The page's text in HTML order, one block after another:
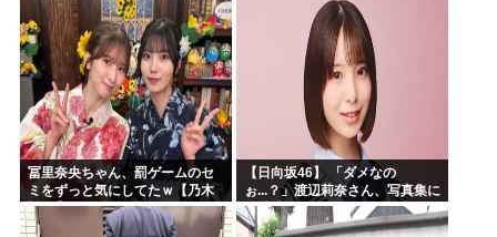
る？！」←これw w w w w w w w
冨里奈央ちゃん、罰ゲームのセ
ミをずっと気にしてたｗ【乃木
坂46】
【日向坂46】 「ダメなの
ぉ...？」渡辺莉奈さん、写真集に
興味津々